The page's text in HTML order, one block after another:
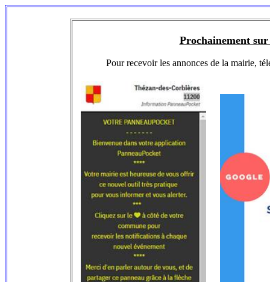
Prochainement
Pour recevoir les annonces de la mairie,